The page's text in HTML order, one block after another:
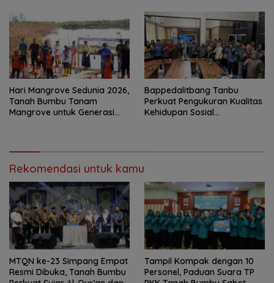
Hari Mangrove Sedunia 2026,
Tanah Bumbu Tanam
Mangrove untuk Generasi
Bappedalitbang Tanbu
Perkuat Pengukuran Kualitas
Kehidupan Sosial
Rekomendasi untuk kamu
MTQN ke-23 Simpang Empat
Resmi Dibuka, Tanah Bumbu
Tampil Kompak dengan 10
Personel, Paduan Suara TP